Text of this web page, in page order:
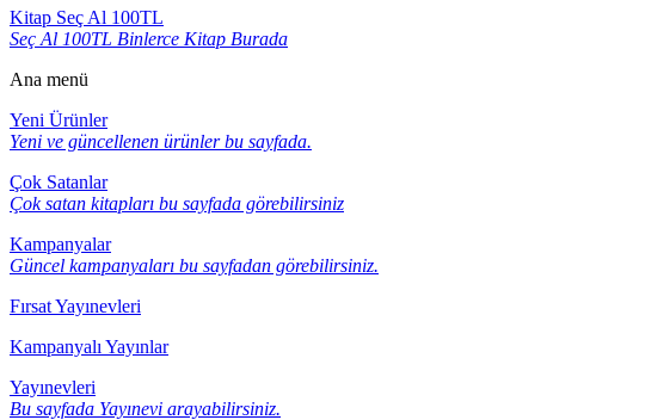
Kitap Seç Al 100TL
Seç Al 100TL Binlerce Kitap Burada
Ana menü
Yeni Ürünler
Yeni ve güncellenen ürünler bu sayfada.
Çok Satanlar
Çok satan kitapları bu sayfada görebilirsiniz
Kampanyalar
Güncel kampanyaları bu sayfadan görebilirsiniz.
Fırsat Yayınevleri
Kampanyalı Yayınlar
Yayınevleri
Bu sayfada Yayınevi arayabilirsiniz.